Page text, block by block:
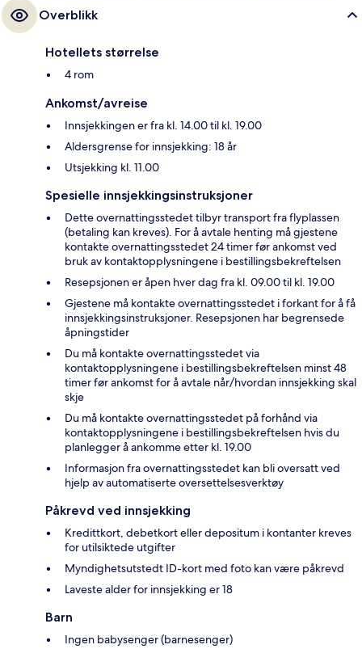
Overblikk
Hotellets størrelse
4 rom
Ankomst/avreise
Innsjekkingen er fra kl. 14.00 til kl. 19.00
Aldersgrense for innsjekking: 18 år
Utsjekking kl. 11.00
Spesielle innsjekkingsinstruksjoner
Dette overnattingsstedet tilbyr transport fra flyplassen
(betaling kan kreves). For å avtale henting må gjestene
kontakte overnattingsstedet 24 timer før ankomst ved
bruk av kontaktopplysningene i bestillingsbekreftelsen
Resepsjonen er åpen hver dag fra kl. 09.00 til kl. 19.00
Gjestene må kontakte overnattingsstedet i forkant for å få
innsjekkingsinstruksjoner. Resepsjonen har begrensede
åpningstider
Du må kontakte overnattingsstedet via
kontaktopplysningene i bestillingsbekreftelsen minst 48
timer før ankomst for å avtale når/hvordan innsjekking skal
skje
Du må kontakte overnattingsstedet på forhånd via
kontaktopplysningene i bestillingsbekreftelsen hvis du
planlegger å ankomme etter kl. 19.00
Informasjon fra overnattingsstedet kan bli oversatt ved
hjelp av automatiserte oversettelsesverktøy
Påkrevd ved innsjekking
Kredittkort, debetkort eller depositum i kontanter kreves
for utilsiktede utgifter
Myndighetsutstedt ID-kort med foto kan være påkrevd
Laveste alder for innsjekking er 18
Barn
Ingen babysenger (barnesenger)